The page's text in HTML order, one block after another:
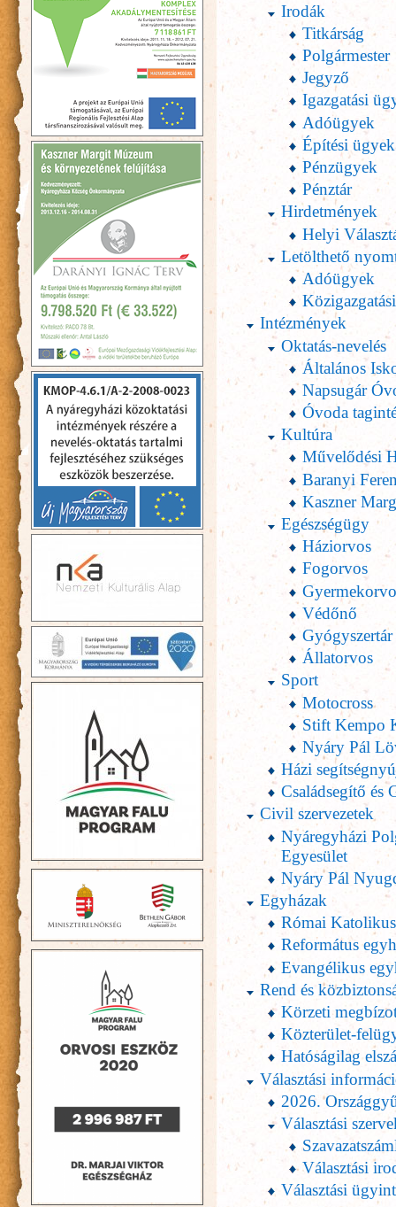
Irodák
Titkárság
Polgármester
Jegyző
Igazgatási
Adóügyek
Építési ügyek
Pénzügyek
Pénztár
Hirdetmények
Helyi
Letölthető
Adóügyek
Intézmények
Oktatás-nevelés
Általános
Napsugár
Óvoda
Kultúra
Művelődési
Baranyi
Kaszner
Egészségügy
Háziorvos
Fogorvos
Védőnő
Gyógyszertár
Állatorvos
Sport
Motocross
Stift Kempo
Nyáry Pál
Házi
Családsegítő és
Civil szervezetek
Nyáregyházi
Egyesület
Nyáry Pál
Egyházak
Római
Református
Evangélikus
Rend és
Körzeti
Közterület-
Hatóságilag
Választási
2026.
Választási
Választási
Választási